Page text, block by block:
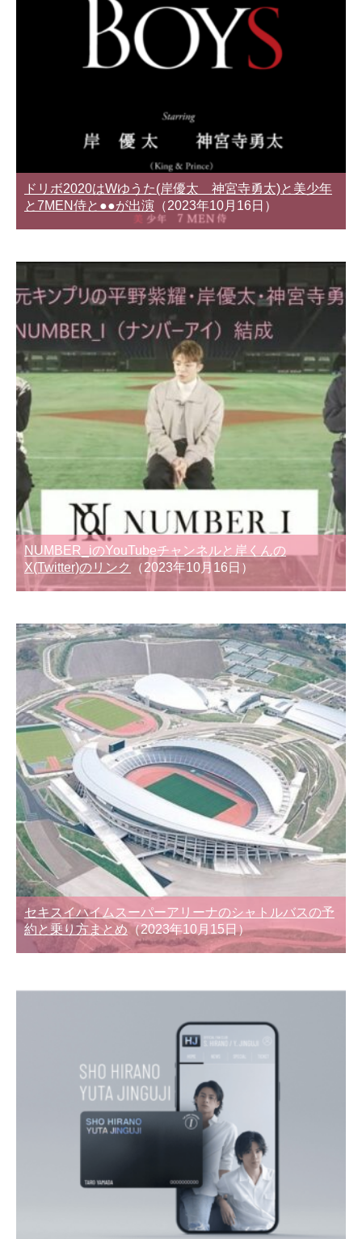
ドリボ2020はWゆうた(岸優太 神宮寺勇太)と美少年
と7MEN侍と●●が出演 （2023年10月16日）
NUMBER_iのYouTubeチャンネルと岸くんの
X(Twitter)のリンク
（2023年10月16日）
セキスイハイムスーパーアリーナのシャトルバスの予
約と乗り方まとめ （2023年10月15日）